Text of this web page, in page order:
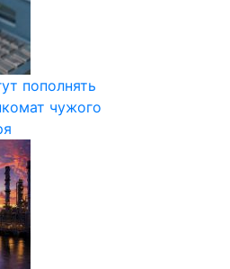
пополнять
чужого